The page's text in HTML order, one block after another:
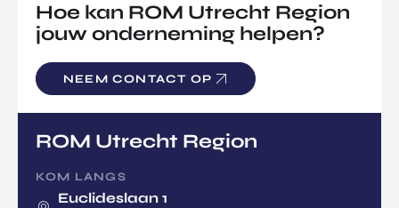
Hoe kan ROM Utrecht Region
jouw onderneming helpen?
NEEM CONTACT OP
ROM Utrecht Region
KOM LANGS
Euclideslaan 1